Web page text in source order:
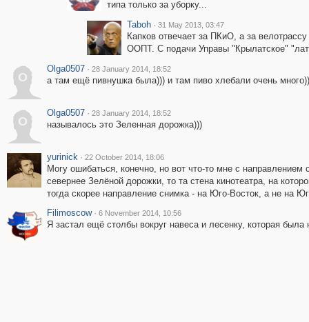
типа только за уборку...
Taboh · 31 May 2013, 03:47
Капков отвечает за ПКиО, а за
ООПТ. С подачи Управы "Крылатское"
O
Olga0507 · 28 January 2014, 18:52
а там ещё пивнушка была))) и там пиво хлебали очень
O
Olga0507 · 28 January 2014, 18:52
называлось это Зеленная дорожка)))
yurinick · 22 October 2014, 18:06
Могу ошибаться, конечно, но вот что-то мне с
севернее Зелёной дорожки, то та стена кинотеатра, на
тогда скорее направление снимка - на Юго-Восток, а не на
Filimoscow · 6 November 2014, 10:56
Я застал ещё столбы вокруг навеса и лесенку, которая